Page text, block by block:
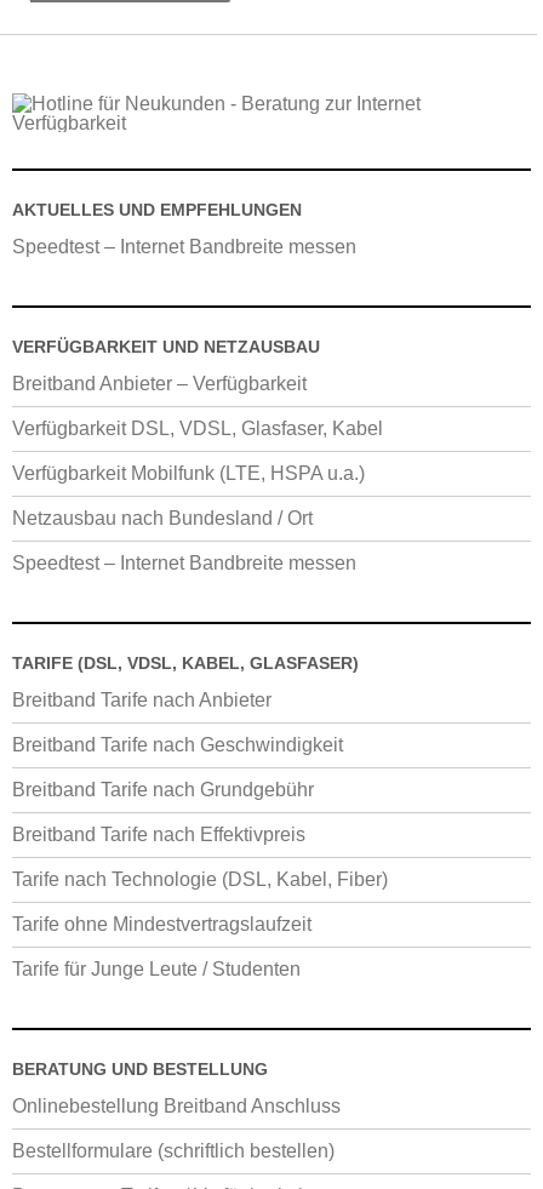
AKTUELLES UND EMPFEHLUNGEN
Speedtest – Internet Bandbreite messen
VERFÜGBARKEIT UND NETZAUSBAU
Breitband Anbieter – Verfügbarkeit
Verfügbarkeit DSL, VDSL, Glasfaser, Kabel
Verfügbarkeit Mobilfunk (LTE, HSPA u.a.)
Netzausbau nach Bundesland / Ort
Speedtest – Internet Bandbreite messen
TARIFE (DSL, VDSL, KABEL, GLASFASER)
Breitband Tarife nach Anbieter
Breitband Tarife nach Geschwindigkeit
Breitband Tarife nach Grundgebühr
Breitband Tarife nach Effektivpreis
Tarife nach Technologie (DSL, Kabel, Fiber)
Tarife ohne Mindestvertragslaufzeit
Tarife für Junge Leute / Studenten
BERATUNG UND BESTELLUNG
Onlinebestellung Breitband Anschluss
Bestellformulare (schriftlich bestellen)